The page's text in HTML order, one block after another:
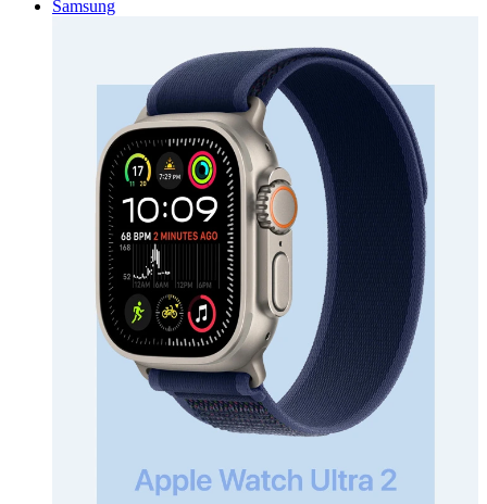
Samsung